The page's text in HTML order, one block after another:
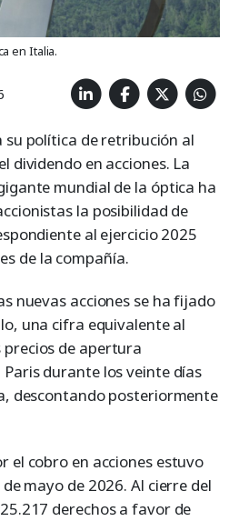
en Italia.
política de retribución al
dividendo en acciones. La
mundial de la óptica ha
la posibilidad de
al ejercicio 2025
de la compañía.
nuevas acciones se ha fijado
una cifra equivalente al
precios de apertura
durante los veinte días
descontando posteriormente
el cobro en acciones estuvo
mayo de 2026. Al cierre del
derechos a favor de